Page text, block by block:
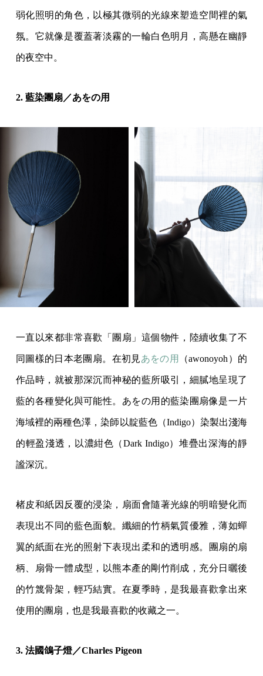
弱化照明的角色，以極其微弱的光線來塑造空間裡的氣
氛。它就像是覆蓋著淡霧的一輪白色明月，高懸在幽靜
的夜空中。
2. 藍染團扇／あをの用
一直以來都非常喜歡「團扇」這個物件，陸續收集了不
同圖樣的日本老團扇。在初見あをの用 （awonoyoh）的
作品時，就被那深沉而神秘的藍所吸引，細膩地呈現了
藍的各種變化與可能性。あをの用的藍染團扇像是一片
海域裡的兩種色澤，染師以靛藍色（Indigo）染製出淺海
的輕盈淺透，以濃紺色（Dark Indigo）堆疊出深海的靜
謐深沉。
楮皮和紙因反覆的浸染，扇面會隨著光線的明暗變化而
表現出不同的藍色面貌。纖細的竹柄氣質優雅，薄如蟬
翼的紙面在光的照射下表現出柔和的透明感。團扇的扇
柄、扇骨一體成型，以熊本產的剛竹削成，充分日曬後
的竹篾骨架，輕巧結實。在夏季時，是我最喜歡拿出來
使用的團扇，也是我最喜歡的收藏之一。
3. 法國鴿子燈／Charles Pigeon